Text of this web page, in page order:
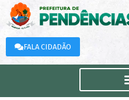
FALA CIDADÃO